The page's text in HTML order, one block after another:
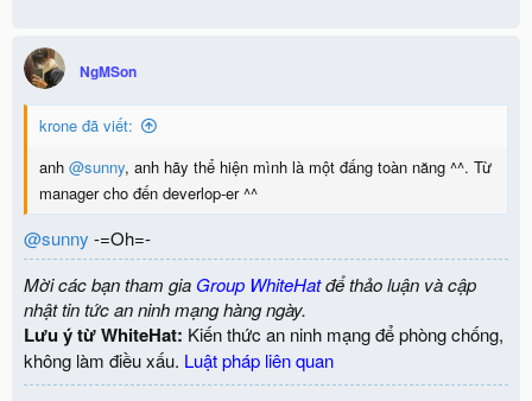
NgMSon
krone đã viết:
anh @sunny, anh hãy thể hiện mình là một đấng toàn năng ^^. Từ
manager cho đến deverlop-er ^^
@sunny -=Oh=-
Mời các bạn tham gia Group WhiteHatđể thảo luận và cập
nhật tin tức an ninh mạng hàng ngày.
Lưu ý từ WhiteHat: Kiến thức an ninh mạng để phòng chống,
không làm điều xấu. Luật pháp liên quan